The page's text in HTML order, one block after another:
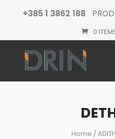
+385 1 3862 188
0
Home /